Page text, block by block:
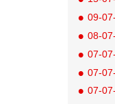
09-
08-
07-
07-
07-